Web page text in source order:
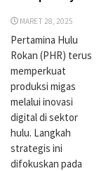
MARET 28, 2025
Pertamina Hulu
Rokan (PHR) terus
memperkuat
produksi migas
melalui inovasi
digital di sektor
hulu. Langkah
strategis ini
difokuskan pada